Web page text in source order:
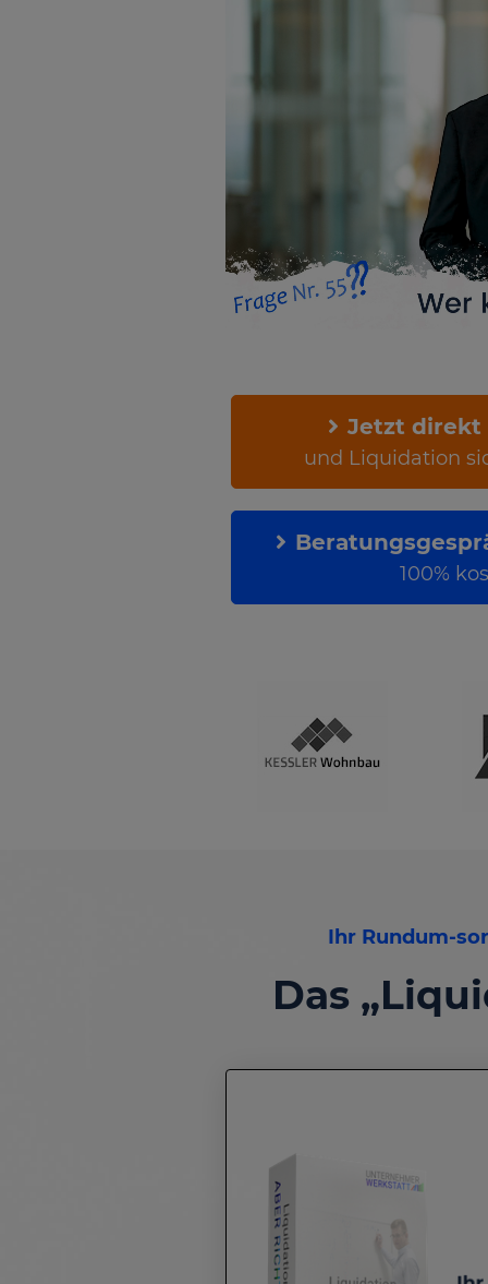
Jetzt direkt
und Liquidation
100%
Ihr Rundum-
Das